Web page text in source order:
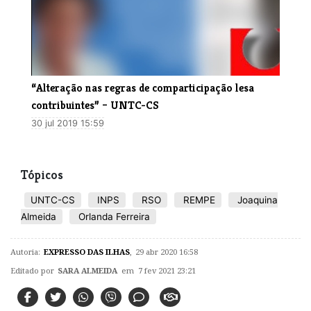
​“Alteração nas regras de comparticipação lesa
contribuintes” – UNTC-CS
30 jul 2019 15:59
Tópicos
UNTC-CS INPS RSO REMPE
Joaquina
Almeida
Orlanda Ferreira
Autoria: EXPRESSO DAS ILHAS 29 abr 2020 16:58
Editado por SARA ALMEIDA em 7 fev 2021 23:21